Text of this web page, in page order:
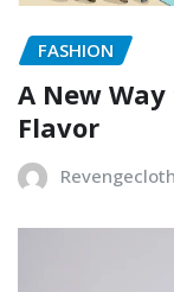
FASHION
A New
Flavor